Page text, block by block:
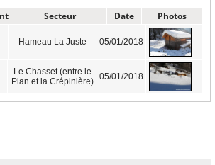
Secteur Date Photos
Hameau La Juste 05/01/2018
Le Chasset (entre le
Plan et la Crépinière)
05/01/2018